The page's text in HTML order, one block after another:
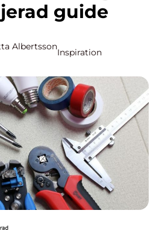
guide
Albertsson
Inspiration